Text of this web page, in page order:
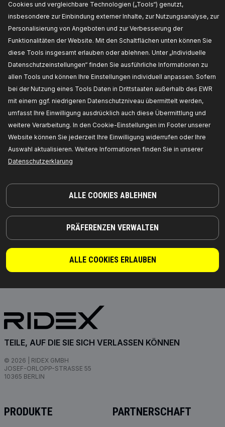
Cookies und vergleichbare Technologien („Tools“) genutzt,
insbesondere zur Einbindung externer Inhalte, zur Nutzungsanalyse, zur
Personalisierung von Angeboten und zur Verbesserung der
Funktionalitäten der Website. Mit den Schaltflächen unten können Sie
diese Tools insgesamt erlauben oder ablehnen. Unter „Individuelle
Datenschutzeinstellungen“ finden Sie ausführliche Informationen zu
allen Tools und können Ihre Einstellungen individuell anpassen. Sofern
bei der Nutzung eines Tools Daten in Drittstaaten außerhalb des EWR
mit einem ggf. niedrigeren Datenschutzniveau übermittelt werden,
umfasst Ihre Einwilligung ausdrücklich auch diese Übermittlung und
weitere Verarbeitung. In den Cookie-Einstellungen im Footer unserer
Website können Sie jederzeit Ihre Einwilligung widerrufen oder Ihre
Auswahl aktualisieren. Weitere Informationen finden Sie in unserer
Datenschutzerklarung
ALLE COOKIES ABLEHNEN
PRÄFERENZEN VERWALTEN
ALLE COOKIES ERLAUBEN
Lagerung, Gelenkwelle
Automatikgetriebe-
Schaltventil,
Automatikgetriebe
TEILE, AUF DIE SIE SICH VERLASSEN KÖNNEN
© 2026 | RIDEX GMBH
JOSEF-ORLOPP-STRASSE 55
10365 BERLIN
PRODUKTE PARTNERSCHAFT